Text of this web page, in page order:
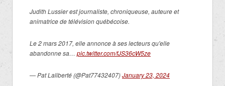
Judith Lussier est journaliste, chroniqueuse, auteure et
animatrice de télévision québécoise.
Le 2 mars 2017, elle annonce à ses lecteurs qu'elle
abandonne sa… pic.twitter.com/fJS36cW5ze
— Pat Laliberté (@Pat77432407)January 23, 2024